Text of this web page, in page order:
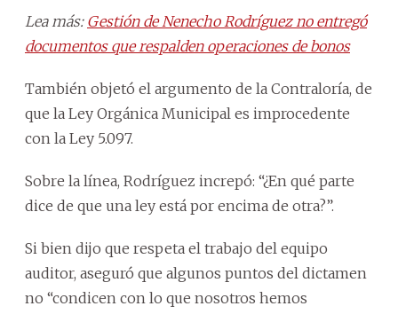
Lea más: Gestión de Nenecho Rodríguez no entregó
documentos que respalden operaciones de bonos
También objetó el argumento de la Contraloría, de
que la Ley Orgánica Municipal es improcedente
con la Ley 5.097.
Sobre la línea, Rodríguez increpó: “¿En qué parte
dice de que una ley está por encima de otra?”.
Si bien dijo que respeta el trabajo del equipo
auditor, aseguró que algunos puntos del dictamen
no “condicen con lo que nosotros hemos